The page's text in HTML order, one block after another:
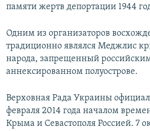
памяти жертв депортации 1944
Одним из организаторов
традиционно являлся Меджлис
народа, запрещенный
аннексированном полуострове.
Верховная Рада Украины
февраля 2014 года началом
Крыма и Севастополя Россией. 7